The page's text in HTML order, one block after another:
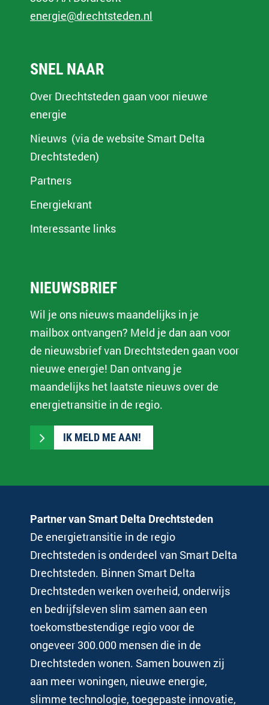
energie@drechtsteden.nl
SNEL NAAR
Over Drechtsteden gaan voor nieuwe
energie
Nieuws (via de website Smart Delta
Drechtsteden)
Partners
Energiekrant
Interessante links
NIEUWSBRIEF
Wil je ons nieuws maandelijks in je
mailbox ontvangen? Meld je dan aan voor
de nieuwsbrief van Drechtsteden gaan voor
nieuwe energie! Dan ontvang je
maandelijks het laatste nieuws over de
energietransitie in de regio.
IK MELD ME AAN!
Partner van Smart Delta Drechtsteden
De energietransitie in de regio
Drechtsteden is onderdeel van Smart Delta
Drechtsteden. Binnen Smart Delta
Drechtsteden werken overheid, onderwijs
en bedrijfsleven slim samen aan een
toekomstbestendige regio voor de
ongeveer 300.000 mensen die in de
Drechtsteden wonen. Samen bouwen zij
aan meer woningen, nieuwe energie,
slimme technologie, toegepaste innovatie,